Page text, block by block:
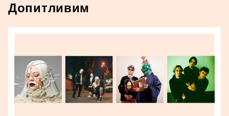
Допитливим